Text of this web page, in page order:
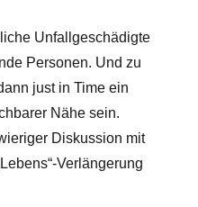
Unfallgeschädigte
Personen. Und zu
just in Time ein
Nähe sein.
Diskussion mit
Verlängerung